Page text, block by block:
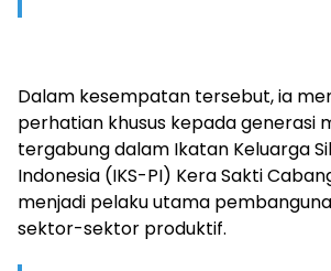
Dalam kesempatan tersebut, ia
perhatian khusus kepada generasi
tergabung dalam Ikatan Keluarga
Indonesia (IKS-PI) Kera Sakti
menjadi pelaku utama
sektor-sektor produktif.